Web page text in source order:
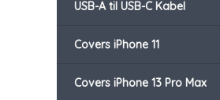
USB-A til USB-C Kabel
Covers iPhone 11
Covers iPhone 13 Pro Max